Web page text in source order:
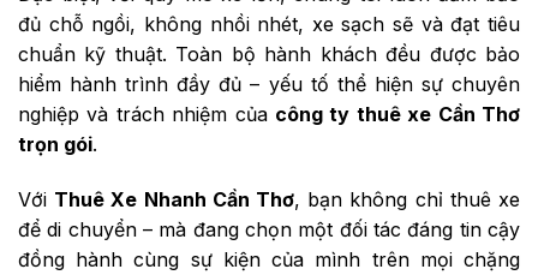
đủ chỗ ngồi, không nhồi nhét, xe sạch sẽ và đạt tiêu
chuẩn kỹ thuật. Toàn bộ hành khách đều được bảo
hiểm hành trình đầy đủ – yếu tố thể hiện sự chuyên
nghiệp và trách nhiệm của công ty thuê xe Cần Thơ
trọn gói.
Với Thuê Xe Nhanh Cần Thơ, bạn không chỉ thuê xe
để di chuyển – mà đang chọn một đối tác đáng tin cậy
đồng hành cùng sự kiện của mình trên mọi chặng